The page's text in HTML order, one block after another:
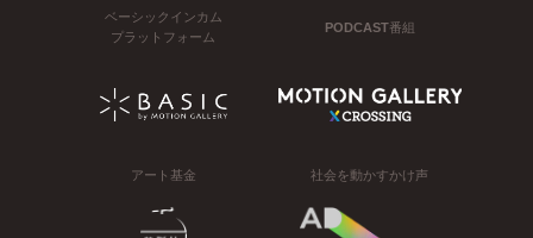
ベーシックインカム
プラットフォーム
PODCAST番組
アート基金 社会を動かすかけ声